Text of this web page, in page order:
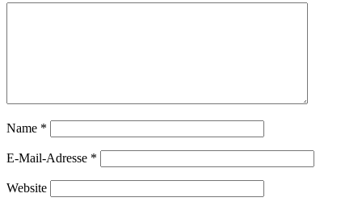
Name *
E-Mail-Adresse *
Website